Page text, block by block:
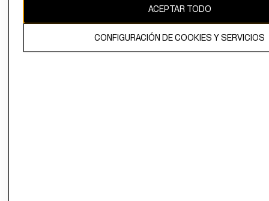
ACEPTAR TODO
CONFIGURACIÓN DE COOKIES Y SERVICIOS